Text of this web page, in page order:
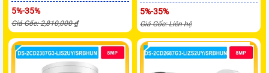
5%-35%
Giá Gốc: 2,810,000 ₫
5%-35%
Giá Gốc: Liên hệ